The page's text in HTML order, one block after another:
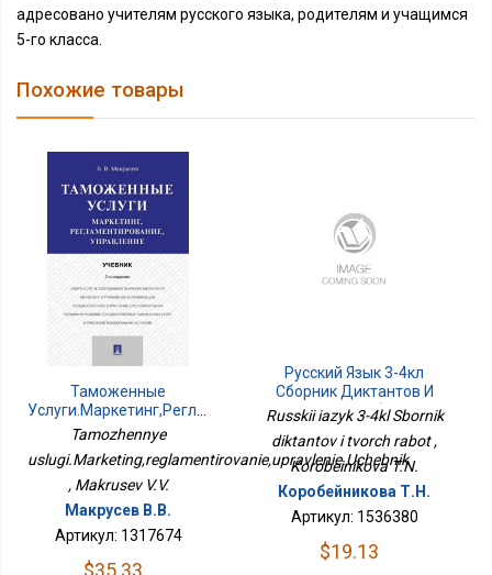
адресовано учителям русского языка, родителям и учащимся
5-го класса.
Похожие товары
Таможенные
Tamozhennye
uslugi.Marketing,reglamentirovanie,upravlenie.Uchebnik
, Makrusev V.V.
Макрусев В.В.
Артикул: 1317674
$35.33
Русский Язык 3-4кл
Сборник Диктантов И
Творч Работ
Russkii iazyk 3-4kl Sbornik
diktantov i tvorch rabot ,
Korobeinikova T.N.
Коробейникова Т.Н.
Артикул: 1536380
$19.13